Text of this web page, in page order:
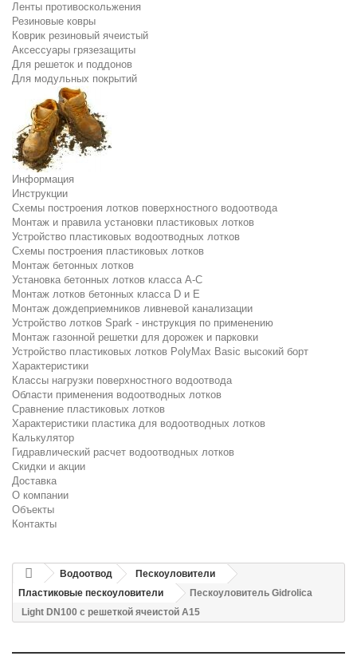
Ленты противоскольжения
Резиновые ковры
Коврик резиновый ячеистый
Аксессуары грязезащиты
Для решеток и поддонов
Для модульных покрытий
Информация
Инструкции
Схемы построения лотков поверхностного водоотвода
Монтаж и правила установки пластиковых лотков
Устройство пластиковых водоотводных лотков
Схемы построения пластиковых лотков
Монтаж бетонных лотков
Установка бетонных лотков класса A-C
Монтаж лотков бетонных класса D и E
Монтаж дождеприемников ливневой канализации
Устройство лотков Spark - инструкция по применению
Монтаж газонной решетки для дорожек и парковки
Устройство пластиковых лотков PolyMax Basic высокий борт
Характеристики
Классы нагрузки поверхностного водоотвода
Области применения водоотводных лотков
Сравнение пластиковых лотков
Характеристики пластика для водоотводных лотков
Калькулятор
Гидравлический расчет водоотводных лотков
Скидки и акции
Доставка
О компании
Объекты
Контакты
Водоотвод
Пескоуловители
Пластиковые пескоуловители
Пескоуловитель Gidrolica
Light DN100 с решеткой ячеистой A15